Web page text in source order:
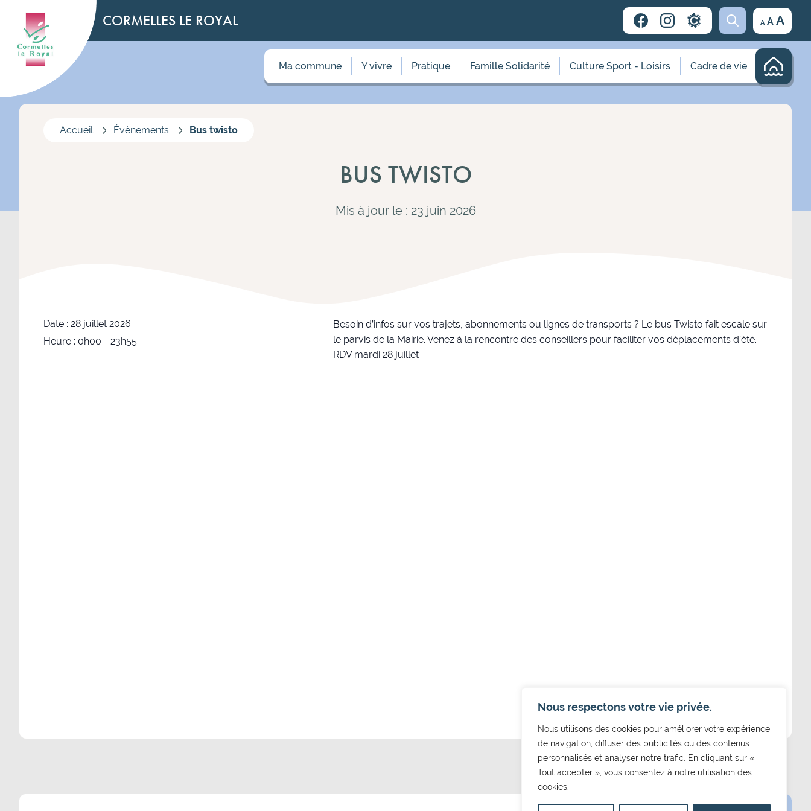
Nous respectons votre vie privée.
Nous utilisons des cookies pour améliorer votre expérience
de navigation, diffuser des publicités ou des contenus
personnalisés et analyser notre trafic. En cliquant sur «
Tout accepter », vous consentez à notre utilisation des
cookies.
CORMELLES LE ROYAL A
Decrease
font
size.
A Reset
font
size.
A
font
size.
Ma commune Y vivre Pratique Famille Solidarité Culture Sport - Loisirs Cadre de vie
Accueil Évènements Bus twisto
BUS TWISTO
Mis à jour le : 23 juin 2026
Date : 28 juillet 2026
Heure : 0h00 - 23h55
Besoin d’infos sur vos trajets, abonnements ou lignes de transports ? Le bus Twisto fait escale sur
le parvis de la Mairie. Venez à la rencontre des conseillers pour faciliter vos déplacements d’été.
RDV mardi 28 juillet